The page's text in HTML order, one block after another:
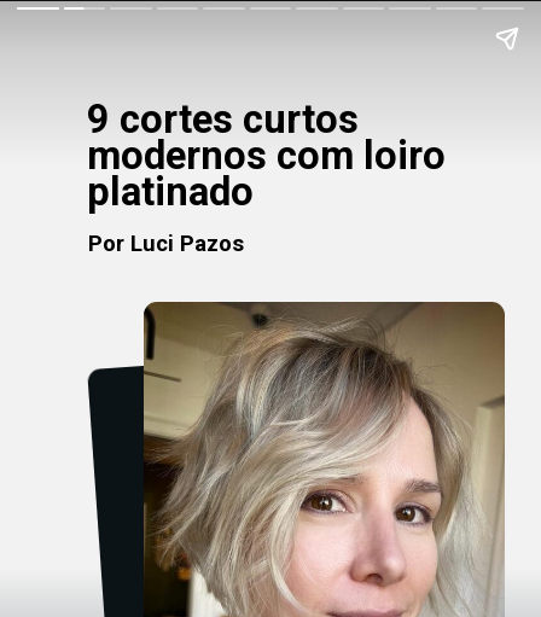
9 cortes curtos
modernos com loiro
platinado
Por Luci Pazos